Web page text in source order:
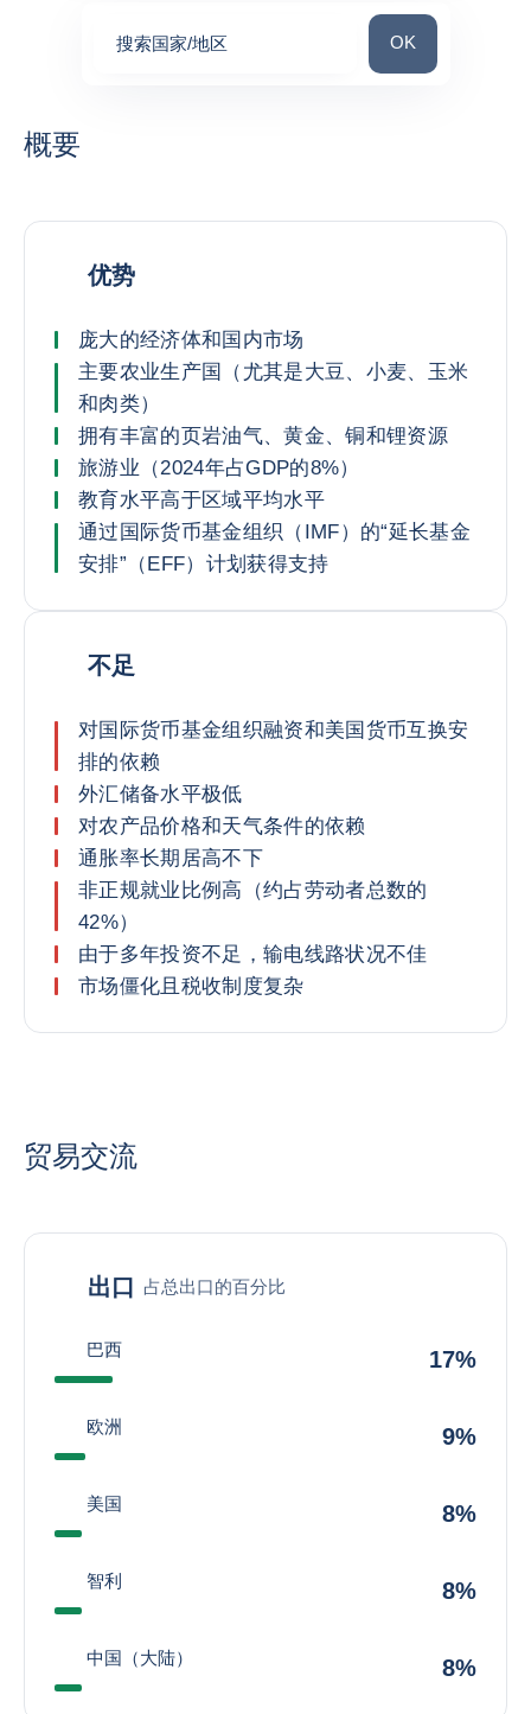
搜索国家/地区 搜索国家/地区
OK
概要
优势
庞大的经济体和国内市场
主要农业生产国（尤其是大豆、小麦、玉米
和肉类）
拥有丰富的页岩油气、黄金、铜和锂资源
旅游业（2024年占GDP的8%）
教育水平高于区域平均水平
通过国际货币基金组织（IMF）的“延长基金
安排”（EFF）计划获得支持
不足
对国际货币基金组织融资和美国货币互换安
排的依赖
外汇储备水平极低
对农产品价格和天气条件的依赖
通胀率长期居高不下
非正规就业比例高（约占劳动者总数的
42%）
由于多年投资不足，输电线路状况不佳
市场僵化且税收制度复杂
贸易交流
出口 占总出口的百分比
巴西 17%
欧洲 9%
美国 8%
智利 8%
中国（大陆） 8%